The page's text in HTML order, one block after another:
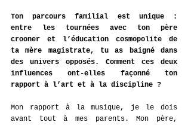
Ton parcours familial est unique :
entre les tournées avec ton père
crooner et l’éducation cosmopolite de
ta mère magistrate, tu as baigné dans
des univers opposés. Comment ces deux
influences ont-elles façonné ton
rapport à l’art et à la discipline ?
Mon rapport à la musique, je le dois
avant tout à mes parents. Mon père,